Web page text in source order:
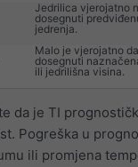
Jedrilica vjerojatno
dosegnuti
jedrenja.
Malo je vjerojatno
dosegnuti
ili jedrilišna visina.
da je TI
Pogreška u
ili promjena